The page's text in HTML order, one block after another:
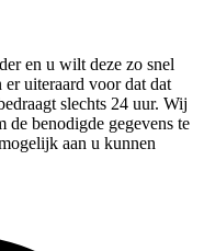
en u wilt deze zo snel
uiteraard voor dat dat
slechts 24 uur. Wij
de benodigde gegevens te
aan u kunnen